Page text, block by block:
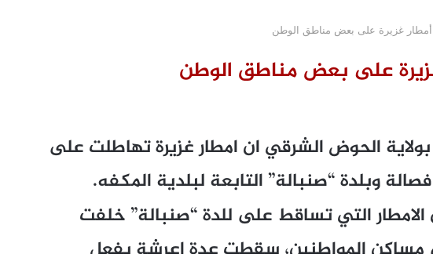
غزيرة على بعض مناطق الوطن
على بعض مناطق الوطن
الحوض الشرقي ان امطار غزيرة تهاطلت على
وبلدة “صنبالة” التابعة لبلدية المكفه.
التي تساقط على للدة “صنبالة” خلفت